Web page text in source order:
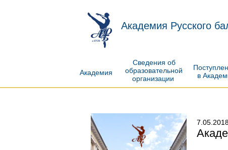
Академия Русского
Академия
Сведения об
образовательной
организации
в